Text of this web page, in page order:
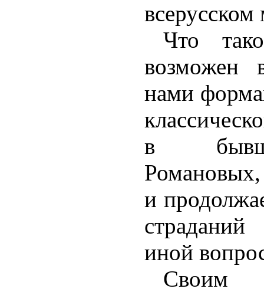
Что
возможен
нами
в
Романовых,
и
иной